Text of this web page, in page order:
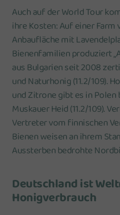
Auch auf der World Tour
ihre Kosten: Auf einer Farm
Anbaufläche mit
Bienenfamilien produziert
aus Bulgarien seit 2008
und Naturhonig (11.2/109).
und Zitrone gibt es in Polen
Muskauer Heid (11.2/109).
Vertreter vom finnischen
Bienen weisen an ihrem
Aussterben bedrohte
Deutschland ist
Honigverbrauch